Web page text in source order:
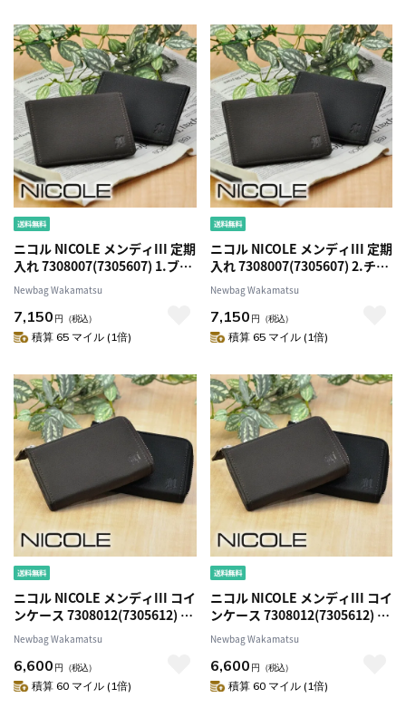
ニコル NICOLE メンディIII 定期
入れ 7308007(7305607) 1.ブラ
ック 10x10 メンズ
Newbag Wakamatsu
7,150 円 （税込）
積算 65 マイル (1倍)
ニコル NICOLE メンディIII 定期
入れ 7308007(7305607) 2.チョ
コ 41x41 メンズ
Newbag Wakamatsu
7,150 円 （税込）
積算 65 マイル (1倍)
ニコル NICOLE メンディIII コイ
ンケース 7308012(7305612) 1.
ブラック 10x10 メンズ
Newbag Wakamatsu
6,600 円 （税込）
積算 60 マイル (1倍)
ニコル NICOLE メンディIII コイ
ンケース 7308012(7305612) 2.
チョコ 41x41 メンズ
Newbag Wakamatsu
6,600 円 （税込）
積算 60 マイル (1倍)